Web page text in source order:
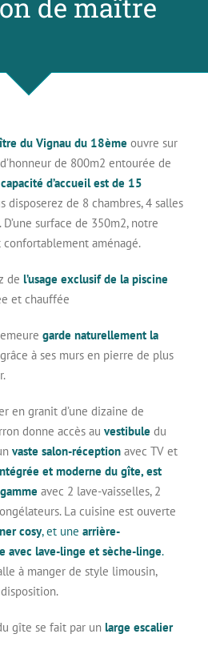
de maître
du Vignau du 18ème ouvre sur
de 800m2 entourée de
d’accueil est de 15
disposerez de 8 chambres, 4 salles
surface de 350m2, notre
aménagé.
de l’usage exclusif de la piscine
et chauffée
garde naturellement la
à ses murs en pierre de plus
en granit d’une dizaine de
donne accès au vestibule du
vaste salon-réception avec TV et
et moderne du gîte, est
avec 2 lave-vaisselles, 2
La cuisine est ouverte
cosy, et une arrière-
avec lave-linge et sèche-linge.
à manger de style limousin,
gîte se fait par un large escalier